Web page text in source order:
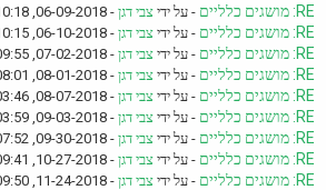
RE: מושגים כלליים - על ידי צבי דגן - 06-09-2018, 10:18 PM
RE: מושגים כלליים - על ידי צבי דגן - 06-10-2018, 10:15 AM
RE: מושגים כלליים - על ידי צבי דגן - 07-02-2018, 09:55 PM
RE: מושגים כלליים - על ידי צבי דגן - 08-01-2018, 08:01 AM
RE: מושגים כלליים - על ידי צבי דגן - 08-07-2018, 03:46 PM
RE: מושגים כלליים - על ידי צבי דגן - 09-03-2018, 03:59 PM
RE: מושגים כלליים - על ידי צבי דגן - 09-30-2018, 07:52 PM
RE: מושגים כלליים - על ידי צבי דגן - 10-27-2018, 09:41 PM
RE: מושגים כלליים - על ידי צבי דגן - 11-24-2018, 09:50 PM